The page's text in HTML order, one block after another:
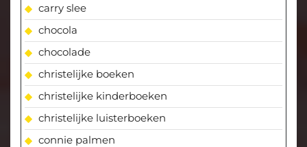
carry slee
chocola
chocolade
christelijke boeken
christelijke kinderboeken
christelijke luisterboeken
connie palmen